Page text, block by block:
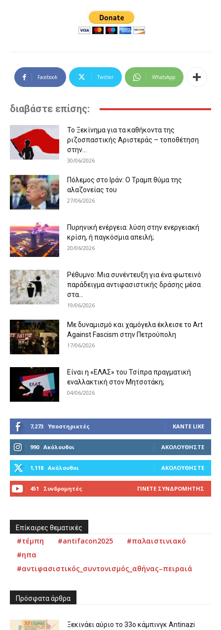
Facebook Twitter WhatsApp
διαβάστε επίσης:
Το Ξεκίνημα για τα καθήκοντα της
ριζοσπαστικής Αριστεράς – τοποθέτηση
στην...
30/06/2026
Πόλεμος στο Ιράν: Ο Τραμπ θύμα της
αλαζονείας του
27/06/2026
Πυρηνική ενέργεια: λύση στην ενεργειακή
κρίση, ή παγκόσμια απειλή;
20/06/2026
Ρέθυμνο: Μια συνέντευξη για ένα φωτεινό
παράδειγμα αντιφασιστικής δράσης μέσα
στα...
19/06/2026
Με δυναμισμό και χαμόγελα έκλεισε το Art
Against Fascism στην Πετρούπολη
17/06/2026
Είναι η «ΕΛΑΣ» του Τσίπρα πραγματική
εναλλακτική στον Μητσοτάκη;
04/06/2026
7,273 Υποστηρικτές ΚΆΝΤΕ LIKE
990 Ακόλουθοι ΑΚΟΛΟΥΘΉΣΤΕ
1,118 Ακόλουθοι ΑΚΟΛΟΥΘΉΣΤΕ
451 Συνδρομητές ΓΊΝΕΤΕ ΣΥΝΔΡΟΜΗΤΉΣ
Επίκαιρες θεματικές
#τέμπη #antifacon2025
#παλαιστινιακό
#ηπα
#αντιφασιστικός_συντονισμός_αθήνας–πειραιά
Πρόσφατα άρθρα
Ξεκινάει αύριο το 33ο κάμπινγκ Antinazi